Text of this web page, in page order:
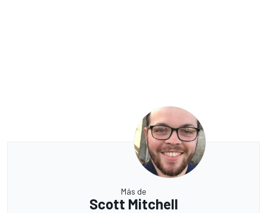
Más de
Scott Mitchell